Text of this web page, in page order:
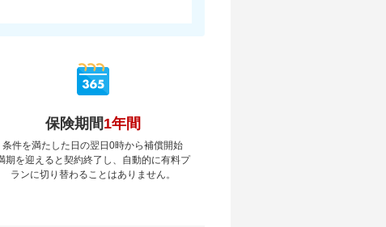
保険期間1年間
条件を満たした日の翌日0時から補償開始
期を迎えると契約終了し、自動的に有料プ
ランに切り替わることはありません。